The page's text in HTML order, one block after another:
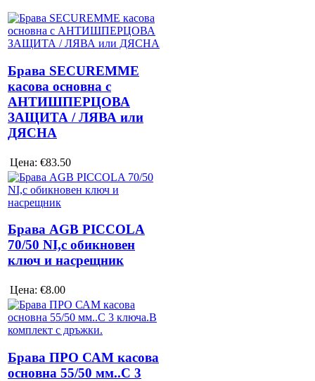
Брава SECUREMME
касова основна с
АНТИШПЕРЦОВА
ЗАЩИТА / ЛЯВА или
ДЯСНА
Цена: €83.50
Брава AGB PICCOLA
70/50 NI,с обикновен
ключ и насрещник
Цена: €8.00
Брава ПРО САМ касова
основна 55/50 мм..С 3